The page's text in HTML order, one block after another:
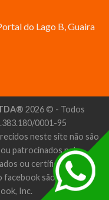
do Lago B, Guaira
2026 © - Todos
0001-95
neste site não são
patrocinados pelo
ou certificados pelo
facebook são marcas
Inc.